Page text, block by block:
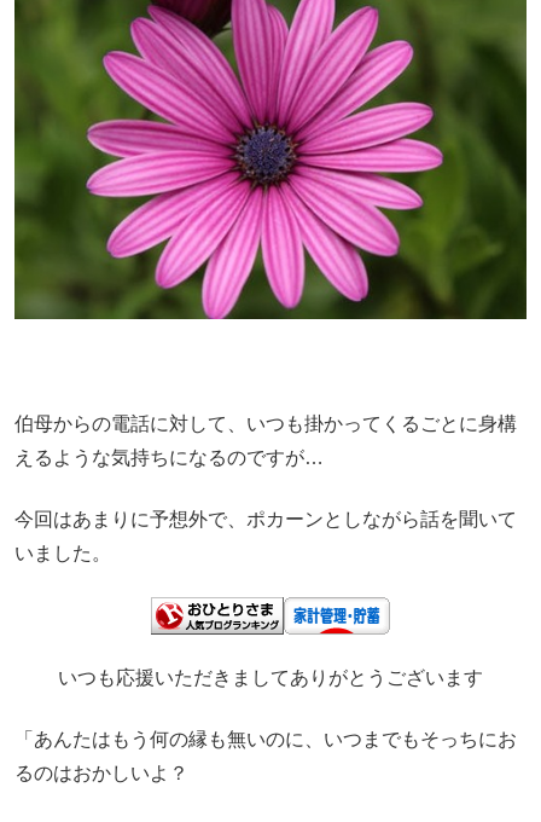
伯母からの電話に対して、いつも掛かってくるごとに身構
えるような気持ちになるのですが…
今回はあまりに予想外で、ポカーンとしながら話を聞いて
いました。
いつも応援いただきましてありがとうございます
「あんたはもう何の縁も無いのに、いつまでもそっちにお
るのはおかしいよ？